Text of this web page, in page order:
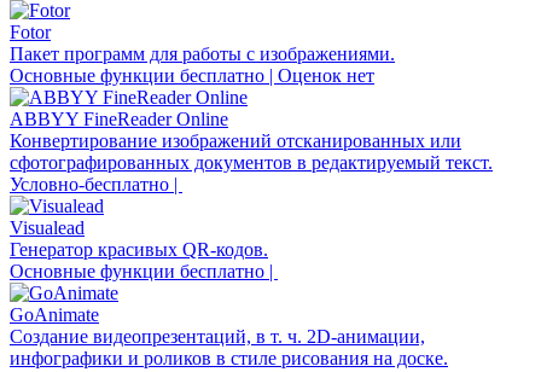
Fotor
Пакет программ для работы с изображениями.
Основные функции бесплатно | Оценок нет
ABBYY FineReader Online
Конвертирование изображений отсканированных или
сфотографированных документов в редактируемый текст.
Условно-бесплатно |
Visualead
Генератор красивых QR-кодов.
Основные функции бесплатно |
GoAnimate
Создание видеопрезентаций, в т. ч. 2D-анимации,
инфографики и роликов в стиле рисования на доске.